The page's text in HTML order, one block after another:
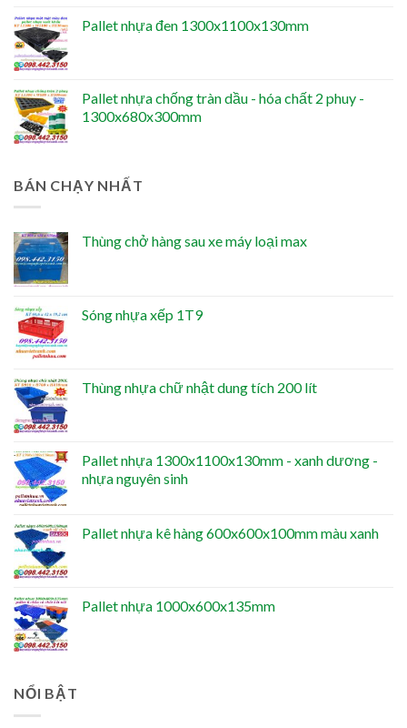
Pallet nhựa đen 1300x1100x130mm
Pallet nhựa chống tràn dầu - hóa chất 2 phuy -
1300x680x300mm
BÁN CHẠY NHẤT
Thùng chở hàng sau xe máy loại max
Sóng nhựa xếp 1T9
Thùng nhựa chữ nhật dung tích 200 lít
Pallet nhựa 1300x1100x130mm - xanh dương -
nhựa nguyên sinh
Pallet nhựa kê hàng 600x600x100mm màu xanh
Pallet nhựa 1000x600x135mm
NỔI BẬT